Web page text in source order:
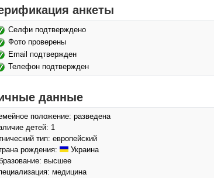
анкеты
Селфи подтверждено
Фото проверены
Email подтвержден
Телефон подтвержден
данные
положение: разведена
детей: 1
тип: европейский
рождения:
Украина
высшее
медицина